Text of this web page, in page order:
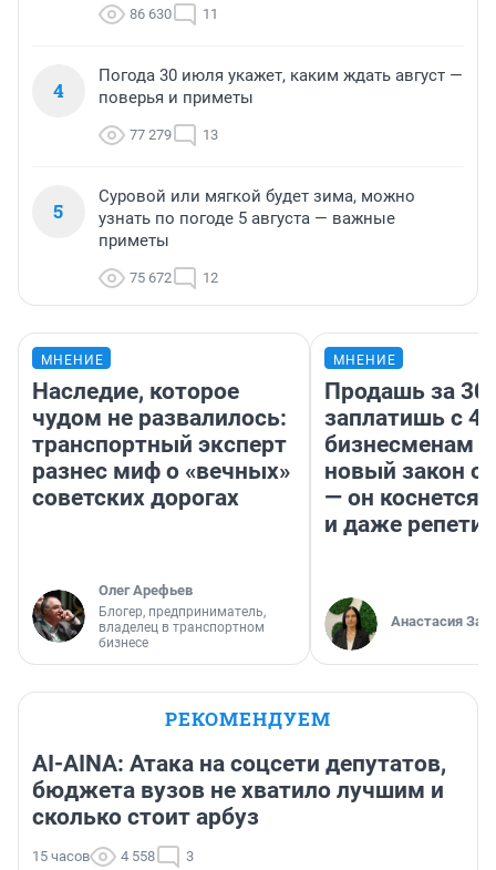
86 630 11
4
Погода 30 июля укажет, каким ждать август —
поверья и приметы
77 279 13
5
Суровой или мягкой будет зима, можно
узнать по погоде 5 августа — важные
приметы
75 672 12
МНЕНИЕ
Наследие, которое
чудом не развалилось:
транспортный эксперт
разнес миф о «вечных»
советских дорогах
Олег Арефьев
Блогер, предприниматель,
владелец в транспортном
бизнесе
МНЕНИЕ
Продашь за
заплатишь с
бизнесменам
новый закон о
— он коснется
и даже
Анастасия
РЕКОМЕНДУЕМ
AI-AINA: Атака на соцсети депутатов,
бюджета вузов не хватило лучшим и
сколько стоит арбуз
15 часов 4 558 3